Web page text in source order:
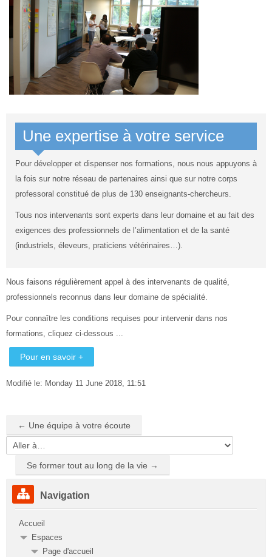
Rechercher
une
formation
Une expertise à votre service
Pour développer et dispenser nos formations, nous nous appuyons à
la fois sur notre réseau de partenaires ainsi que sur notre corps
professoral constitué de plus de 130 enseignants-chercheurs.
Tous nos intervenants sont experts dans leur domaine et au fait des
exigences des professionnels de l’alimentation et de la santé
(industriels, éleveurs, praticiens vétérinaires…).
Nous faisons régulièrement appel à des intervenants de qualité,
professionnels reconnus dans leur domaine de spécialité.
Pour connaître les conditions requises pour intervenir dans nos
formations, cliquez ci-dessous ...
Pour en savoir +
Modifié le: Monday 11 June 2018, 11:51
← Une équipe à votre écoute
Aller
Se former tout au long de la vie →
Passer
Navigation
Navigation
Accueil
Espaces
Page d'accueil